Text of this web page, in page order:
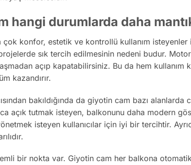
hangi durumlarda daha
çok konfor, estetik ve kontrollü kullanım
sık tercih edilmesinin nedeni budur.
açıp kapatabilirsiniz. Bu da hem kullanım
kazandırır.
bakıldığında da giyotin cam bazı
açık tutmak isteyen, balkonunu daha modern
isteyen kullanıcılar için iyi bir tercihtir.
bir nokta var. Giyotin cam her balkona